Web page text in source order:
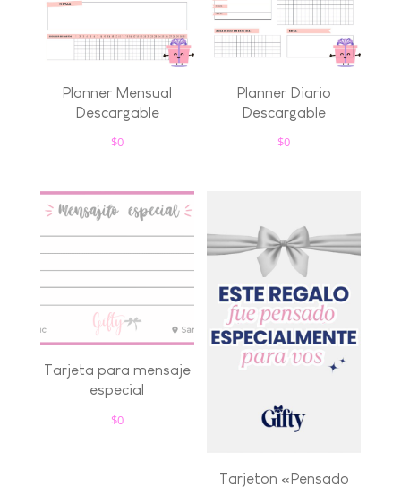
Planner Mensual
Descargable
$0
Planner Diario
Descargable
$0
Tarjeta para mensaje
especial
$0
Tarjeton «Pensado